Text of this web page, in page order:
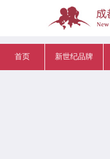
首页 新世纪品牌